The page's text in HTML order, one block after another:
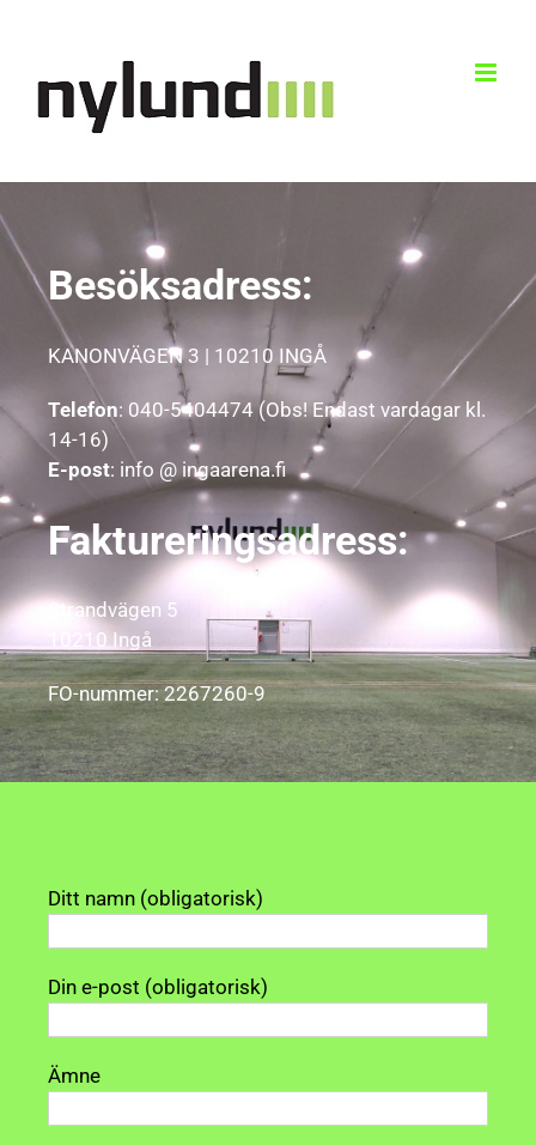
Besöksadress:
KANONVÄGEN 3 | 10210 INGÅ
Telefon: 040-5404474 (Obs! Endast vardagar kl.
14-16)
E-post: info @ ingaarena.fi
Faktureringsadress:
Strandvägen 5
10210 Ingå
FO-nummer: 2267260-9
Ditt namn (obligatorisk)
Din e-post (obligatorisk)
Ämne